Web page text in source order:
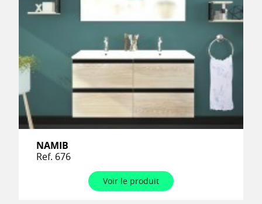
NAMIB
Ref. 676
Voir le produit